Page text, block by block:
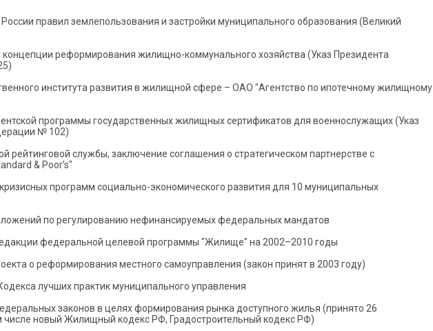
правил землепользования и застройки муниципального образования (Великий
реформирования жилищно-коммунального хозяйства (Указ Президента
института развития в жилищной сфере – ОАО "Агентство по ипотечному жилищному
программы государственных жилищных сертификатов для военнослужащих (Указ
№ 102)
рейтинговой службы, заключение соглашения о стратегическом партнерстве с
& Poor’s"
программ социально-экономического развития для 10 муниципальных
по регулированию нефинансируемых федеральных мандатов
федеральной целевой программы "Жилище" на 2002–2010 годы
о реформирования местного самоуправления (закон принят в 2003 году)
лучших практик муниципального управления
законов в целях формирования рынка доступного жилья (принято 26
числе новый Жилищный кодекс РФ, Градостроительный кодекс РФ)